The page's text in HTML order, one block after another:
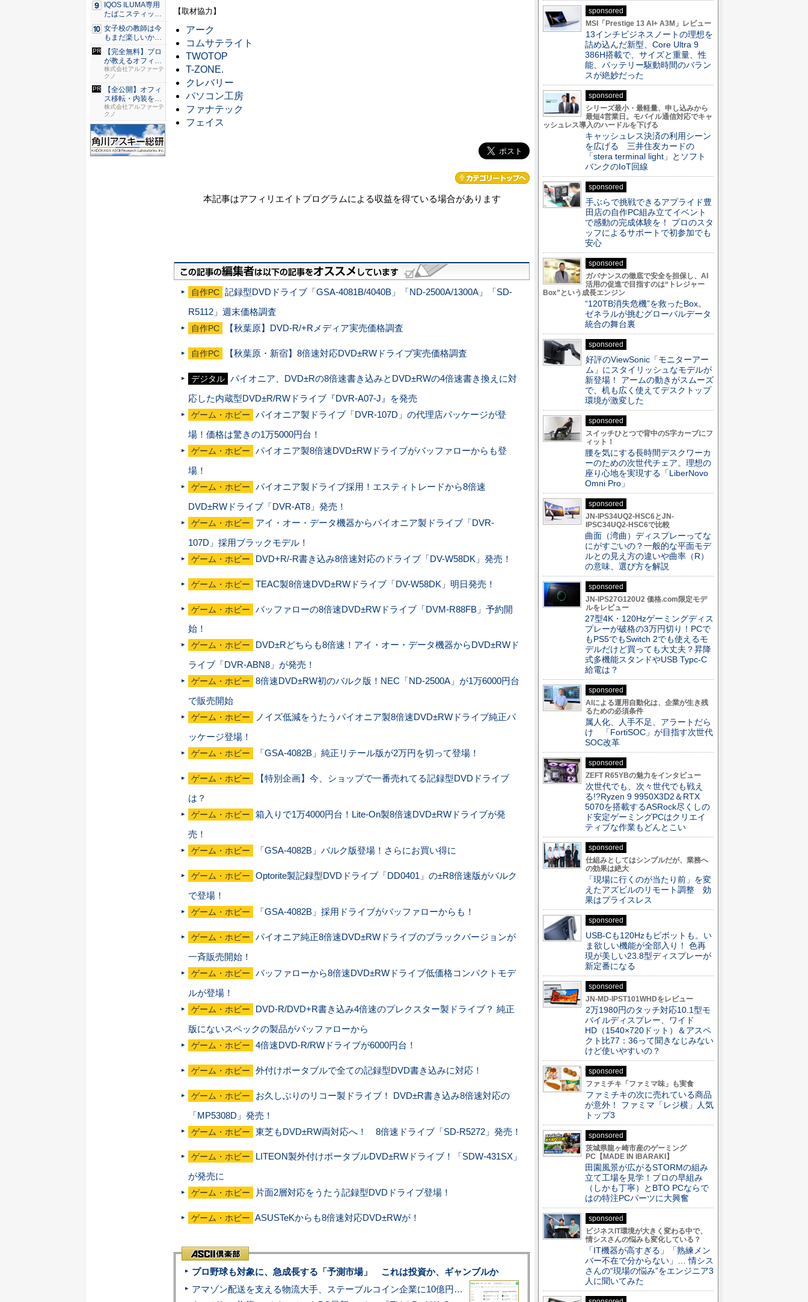
【取材協力】
アーク
コムサテライト
TWOTOP
T-ZONE.
クレバリー
パソコン工房
ファナテック
フェイス
本記事はアフィリエイトプログラムによる収益を得ている場合があります
自作PC 記録型DVDドライブ「GSA-4081B/4040B」「ND-2500A/1300A」「SD-
R5112」週末価格調査
自作PC 【秋葉原】DVD-R/+Rメディア実売価格調査
自作PC 【秋葉原・新宿】8倍速対応DVD±RWドライブ実売価格調査
デジタル パイオニア、DVD±Rの8倍速書き込みとDVD±RWの4倍速書き換えに対
応した内蔵型DVD±R/RWドライブ『DVR-A07-J』を発売
ゲーム・ホビー
パイオニア製ドライブ「DVR-107D」の代理店パッケージが登
場！価格は驚きの1万5000円台！
ゲーム・ホビー
パイオニア製8倍速DVD±RWドライブがバッファローからも登
場！
ゲーム・ホビー
パイオニア製ドライブ採用！エスティトレードから8倍速
DVD±RWドライブ「DVR-AT8」発売！
ゲーム・ホビー
アイ・オー・データ機器からパイオニア製ドライブ「DVR-
107D」採用ブラックモデル！
ゲーム・ホビー DVD+R/-R書き込み8倍速対応のドライブ「DV-W58DK」発売！
ゲーム・ホビー TEAC製8倍速DVD±RWドライブ「DV-W58DK」明日発売！
ゲーム・ホビー
バッファローの8倍速DVD±RWドライブ「DVM-R88FB」予約開
始！
ゲーム・ホビー
DVD±Rどちらも8倍速！アイ・オー・データ機器からDVD±RWド
ライブ「DVR-ABN8」が発売！
ゲーム・ホビー
8倍速DVD±RW初のバルク版！NEC「ND-2500A」が1万6000円台
で販売開始
ゲーム・ホビー
ノイズ低減をうたうパイオニア製8倍速DVD±RWドライブ純正パ
ッケージ登場！
ゲーム・ホビー 「GSA-4082B」純正リテール版が2万円を切って登場！
ゲーム・ホビー
【特別企画】今、ショップで一番売れてる記録型DVDドライブ
は？
ゲーム・ホビー
箱入りで1万4000円台！Lite-On製8倍速DVD±RWドライブが発
売！
ゲーム・ホビー 「GSA-4082B」バルク版登場！さらにお買い得に
ゲーム・ホビー
Optorite製記録型DVDドライブ「DD0401」の±R8倍速版がバルク
で登場！
ゲーム・ホビー 「GSA-4082B」採用ドライブがバッファローからも！
ゲーム・ホビー
パイオニア純正8倍速DVD±RWドライブのブラックバージョンが
一斉販売開始！
ゲーム・ホビー
バッファローから8倍速DVD±RWドライブ低価格コンパクトモデ
ルが登場！
ゲーム・ホビー
DVD-R/DVD+R書き込み4倍速のプレクスター製ドライブ？ 純正
版にないスペックの製品がバッファローから
ゲーム・ホビー 4倍速DVD-R/RWドライブが6000円台！
ゲーム・ホビー 外付けポータブルで全ての記録型DVD書き込みに対応！
ゲーム・ホビー
お久しぶりのリコー製ドライブ！ DVD±R書き込み8倍速対応の
「MP5308D」発売！
ゲーム・ホビー 東芝もDVD±RW両対応へ！ 8倍速ドライブ「SD-R5272」発売！
ゲーム・ホビー
LITEON製外付けポータブルDVD±RWドライブ！「SDW-431SX」
が発売に
ゲーム・ホビー 片面2層対応をうたう記録型DVDドライブ登場！
ゲーム・ホビー ASUSTeKからも8倍速対応DVD±RWが！
プロ野球も対象に、急成長する「予測市場」 これは投資か、ギャンブルか
アマゾン配送を支える物流大手、ステーブルコイン企業に10億円投資のワケ
IQOS ILUMA専用
たばこスティッ
ク...
女子校の教師は今
もまだ楽しいか？
和山や...
【完全無料】プロ
が教えるオフィス
構築案の...
株式会社アルファーテ
クノ
【全公開】オフィ
ス移転・内装を成
功に導く...
株式会社アルファーテ
クノ
sponsored
MSI「Prestige 13 AI+ A3M」レビュー
13インチビジネスノートの理想を
詰め込んだ新型、Core Ultra 9
386H搭載で、サイズと重量、性
能、バッテリー駆動時間のバラン
スが絶妙だった
sponsored
シリーズ最小・最軽量、申し込みから
最短4営業日。モバイル通信対応でキャ
ッシュレス導入のハードルを下げる
キャッシュレス決済の利用シーン
を広げる 三井住友カードの
「stera terminal light」とソフト
バンクのIoT回線
sponsored
手ぶらで挑戦できるアプライド豊
田店の自作PC組み立てイベント
で感動の完成体験を！ プロのスタ
ッフによるサポートで初参加でも
安心
sponsored
ガバナンスの徹底で安全を担保し、AI
活用の促進で目指すのは“トレジャー
Box”という成長エンジン
“120TB消失危機”を救ったBox。
ゼネラルが挑むグローバルデータ
統合の舞台裏
sponsored
好評のViewSonic「モニターアー
ム」にスタイリッシュなモデルが
新登場！ アームの動きがスムーズ
で、机も広く使えてデスクトップ
環境が激変した
sponsored
スイッチひとつで背中のS字カーブにフ
ィット！
腰を気にする長時間デスクワーカ
ーのための次世代チェア。理想の
座り心地を実現する「LiberNovo
Omni Pro」
sponsored
JN-IPS34UQ2-HSC6とJN-
IPSC34UQ2-HSC6で比較
曲面（湾曲）ディスプレーってな
にがすごいの？一般的な平面モデ
ルとの見え方の違いや曲率（R）
の意味、選び方を解説
sponsored
JN-IPS27G120U2 価格.com限定モデ
ルをレビュー
27型4K・120Hzゲーミングディス
プレーが破格の3万円切り！PCで
もPS5でもSwitch 2でも使えるモ
デルだけど買っても大丈夫？昇降
式多機能スタンドやUSB Typc-C
給電は？
sponsored
AIによる運用自動化は、企業が生き残
るための必須条件
属人化、人手不足、アラートだら
け 「FortiSOC」が目指す次世代
SOC改革
sponsored
ZEFT R65YBの魅力をインタビュー
次世代でも、次々世代でも戦え
る!?Ryzen 9 9950X3D2＆RTX
5070を搭載するASRock尽くしの
ド安定ゲーミングPCはクリエイ
ティブな作業もどんとこい
sponsored
仕組みとしてはシンプルだが、業務へ
の効果は絶大
「現場に行くのが当たり前」を変
えたアズビルのリモート調整 効
果はプライスレス
sponsored
USB-Cも120Hzもピボットも。い
ま欲しい機能が全部入り！ 色再
現が美しい23.8型ディスプレーが
新定番になる
sponsored
JN-MD-IPST101WHDをレビュー
2万1980円のタッチ対応10.1型モ
バイルディスプレー、ワイド
HD（1540×720ドット）＆アスペ
クト比77：36って聞きなじみない
けど使いやすいの？
sponsored
ファミチキ「ファミマ味」も実食
ファミチキの次に売れている商品
が意外！ ファミマ「レジ横」人気
トップ3
sponsored
茨城県龍ヶ崎市産のゲーミング
PC【MADE IN IBARAKI】
田園風景が広がるSTORMの組み
立て工場を見学！プロの早組み
（しかも丁寧）とBTO PCならで
はの特注PCパーツに大興奮
sponsored
ビジネスIT環境が大きく変わる中で、
情シスさんの悩みも変化している？
「IT機器が高すぎる」「熟練メン
バー不在で分からない」… 情シス
さんの“現場の悩み”をエンジニア3
人に聞いてみた